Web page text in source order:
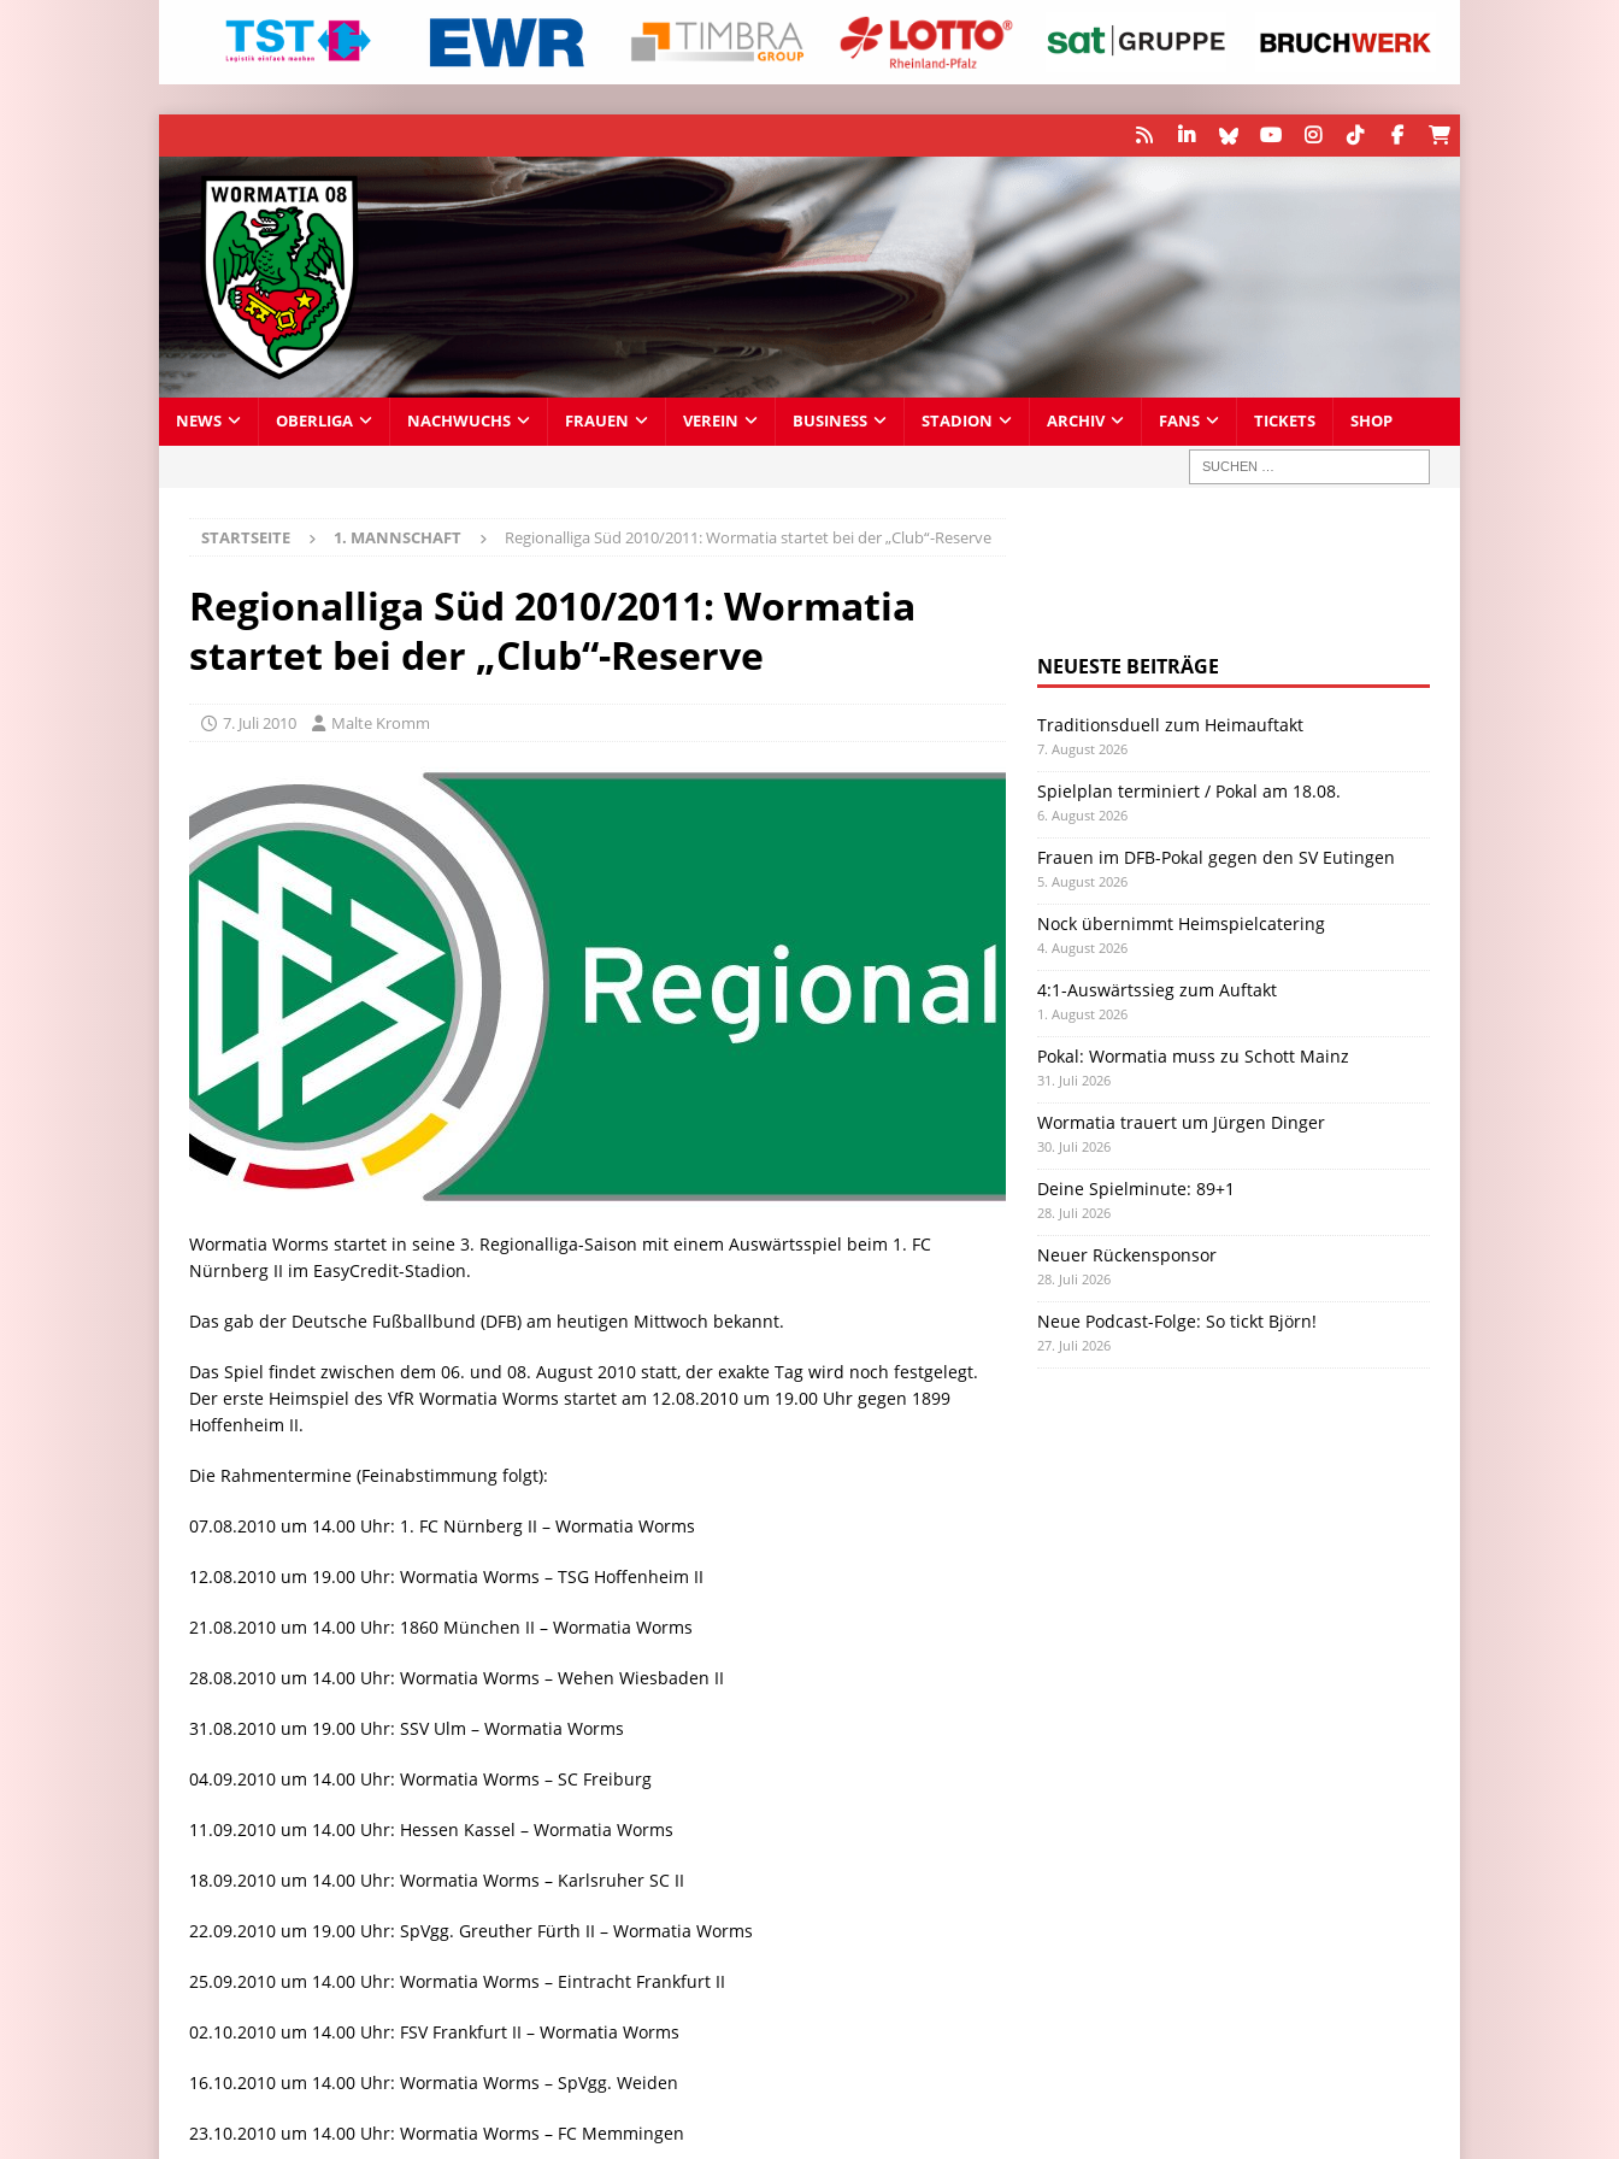
NEWS OBERLIGA NACHWUCHS FRAUEN VEREIN BUSINESS STADION ARCHIV FANS TICKETS SHOP
STARTSEITE 1. MANNSCHAFT Regionalliga Süd 2010/2011: Wormatia startet bei der „Club“-Reserve
Regionalliga Süd 2010/2011: Wormatia
startet bei der „Club“-Reserve
7. Juli 2010 Malte Kromm
Wormatia Worms startet in seine 3. Regionalliga-Saison mit einem Auswärtsspiel beim 1. FC
Nürnberg II im EasyCredit-Stadion.
Das gab der Deutsche Fußballbund (DFB) am heutigen Mittwoch bekannt.
Das Spiel findet zwischen dem 06. und 08. August 2010 statt, der exakte Tag wird noch festgelegt.
Der erste Heimspiel des VfR Wormatia Worms startet am 12.08.2010 um 19.00 Uhr gegen 1899
Hoffenheim II.
Die Rahmentermine (Feinabstimmung folgt):
07.08.2010 um 14.00 Uhr: 1. FC Nürnberg II – Wormatia Worms
12.08.2010 um 19.00 Uhr: Wormatia Worms – TSG Hoffenheim II
21.08.2010 um 14.00 Uhr: 1860 München II – Wormatia Worms
28.08.2010 um 14.00 Uhr: Wormatia Worms – Wehen Wiesbaden II
31.08.2010 um 19.00 Uhr: SSV Ulm – Wormatia Worms
04.09.2010 um 14.00 Uhr: Wormatia Worms – SC Freiburg
11.09.2010 um 14.00 Uhr: Hessen Kassel – Wormatia Worms
18.09.2010 um 14.00 Uhr: Wormatia Worms – Karlsruher SC II
22.09.2010 um 19.00 Uhr: SpVgg. Greuther Fürth II – Wormatia Worms
25.09.2010 um 14.00 Uhr: Wormatia Worms – Eintracht Frankfurt II
02.10.2010 um 14.00 Uhr: FSV Frankfurt II – Wormatia Worms
16.10.2010 um 14.00 Uhr: Wormatia Worms – SpVgg. Weiden
23.10.2010 um 14.00 Uhr: Wormatia Worms – FC Memmingen
NEUESTE BEITRÄGE
Traditionsduell zum Heimauftakt
7. August 2026
Spielplan terminiert / Pokal am 18.08.
6. August 2026
Frauen im DFB-Pokal gegen den SV Eutingen
5. August 2026
Nock übernimmt Heimspielcatering
4. August 2026
4:1-Auswärtssieg zum Auftakt
1. August 2026
Pokal: Wormatia muss zu Schott Mainz
31. Juli 2026
Wormatia trauert um Jürgen Dinger
30. Juli 2026
Deine Spielminute: 89+1
28. Juli 2026
Neuer Rückensponsor
28. Juli 2026
Neue Podcast-Folge: So tickt Björn!
27. Juli 2026